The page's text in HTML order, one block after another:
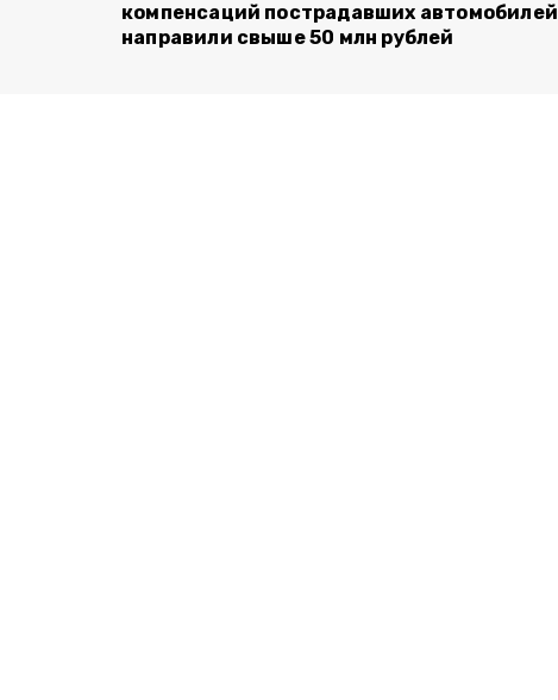
компенсаций пострадавших автомобилей
направили свыше 50 млн рублей